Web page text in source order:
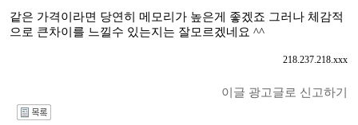
같은 가격이라면 당연히 메모리가 높은게 좋겠죠 그러나 체감적
으로 큰차이를 느낄수 있는지는 잘모르겠네요 ^^
218.237.218.xxx
이글 광고글로 신고하기